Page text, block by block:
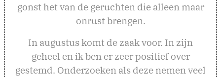
gonst het van de geruchten die alleen maar
onrust brengen.
In augustus komt de zaak voor. In zijn
geheel en ik ben er zeer positief over
gestemd. Onderzoeken als deze nemen veel